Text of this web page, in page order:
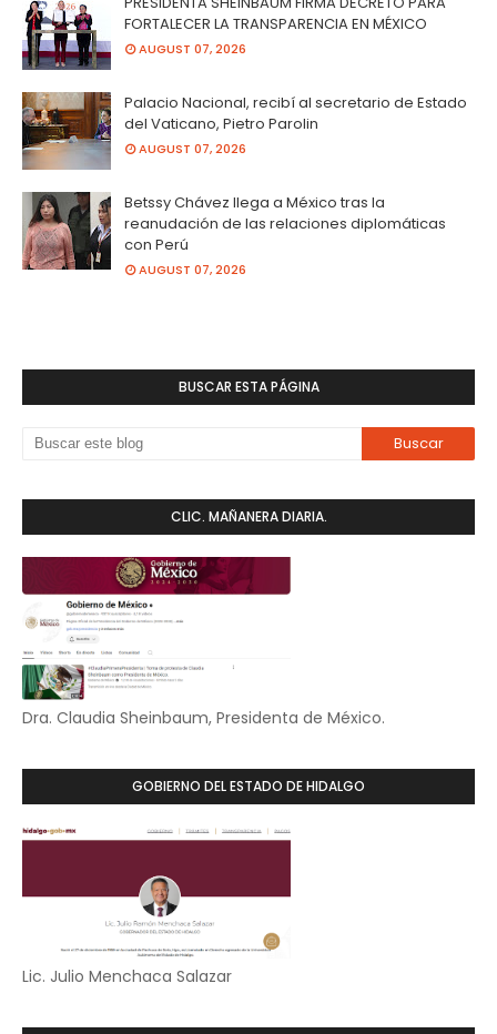
FORTALECER LA TRANSPARENCIA EN MÉXICO
AUGUST 07, 2026
Palacio Nacional, recibí al secretario de Estado
del Vaticano, Pietro Parolin
AUGUST 07, 2026
Betssy Chávez llega a México tras la
reanudación de las relaciones diplomáticas
con Perú
AUGUST 07, 2026
BUSCAR ESTA PÁGINA
CLIC. MAÑANERA DIARIA.
Dra. Claudia Sheinbaum, Presidenta de México.
GOBIERNO DEL ESTADO DE HIDALGO
Lic. Julio Menchaca Salazar